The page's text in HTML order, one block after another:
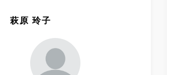
萩原 玲子